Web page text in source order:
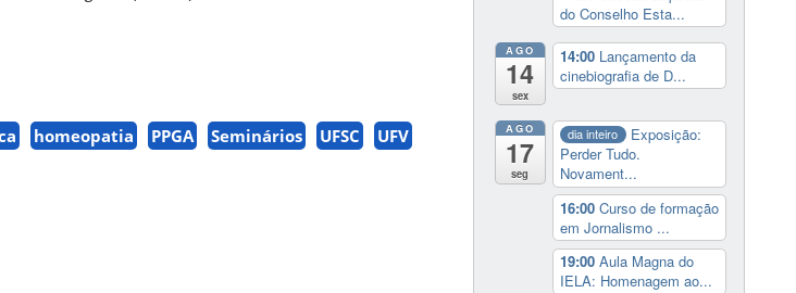
homeopatia PPGA Seminários UFSC UFV
do Conselho Esta...
AGO
14
sex
14:00 Lançamento da
cinebiografia de D...
AGO
17
seg
dia inteiro
Exposição:
Perder Tudo.
Novament...
16:00 Curso de formação
em Jornalismo ...
19:00 Aula Magna do
IELA: Homenagem ao...